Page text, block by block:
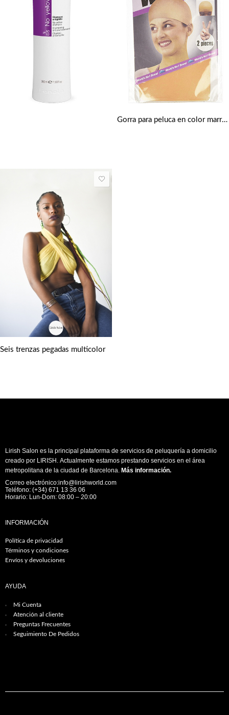
Gorra para peluca en color marrón claro
Seis trenzas pegadas multicolor
Lirish Salon es la principal plataforma de servicios de peluquería a domicilio
creado por LIRISH. Actualmente estamos prestando servicios en el área
metropolitana de la ciudad de Barcelona. Más información.
Correo electrónico:info@lirishworld.com
Teléfono: (+34) 671 13 36 06
Horario: Lun-Dom: 08:00 – 20:00
INFORMACIÓN
Política de privacidad
Términos y condiciones
Envíos y devoluciones
AYUDA
Mi Cuenta
Atención al cliente
Preguntas Frecuentes
Seguimiento De Pedidos